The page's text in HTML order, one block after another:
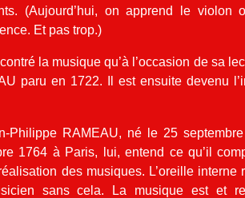
(Aujourd’hui, on apprend le
Et pas trop.)
la musique qu’à l’occasion de sa
paru en 1722. Il est ensuite devenu
Philippe RAMEAU, né le 25
1764 à Paris, lui, entend ce qu’il
des musiques. L’oreille interne
sans cela. La musique est et